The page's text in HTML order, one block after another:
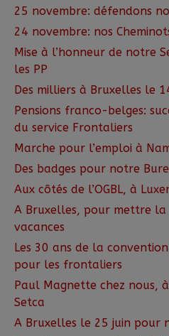
25 novembre: défendons
24 novembre: nos
Mise à l’honneur de notre
les PP
Des milliers à Bruxelles le
Pensions franco-belges:
du service Frontaliers
Marche pour l’emploi à
Des badges pour notre
Aux côtés de l’OGBL, à
A Bruxelles, pour mettre la
vacances
Les 30 ans de la
pour les frontaliers
Paul Magnette chez nous,
Setca
A Bruxelles le 25 juin pour